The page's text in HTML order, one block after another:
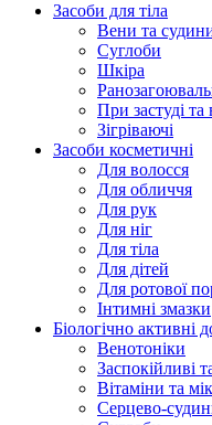
Засоби для тіла
Вени та
Суглоби
Шкіра
При застуді та
Зігріваючі
Засоби косметичні
Для волосся
Для обличчя
Для рук
Для ніг
Для тіла
Для дітей
Для ротової
Інтимні змазки
Біологічно активні
Венотоніки
Заспокійливі
Вітаміни та
Серцево-